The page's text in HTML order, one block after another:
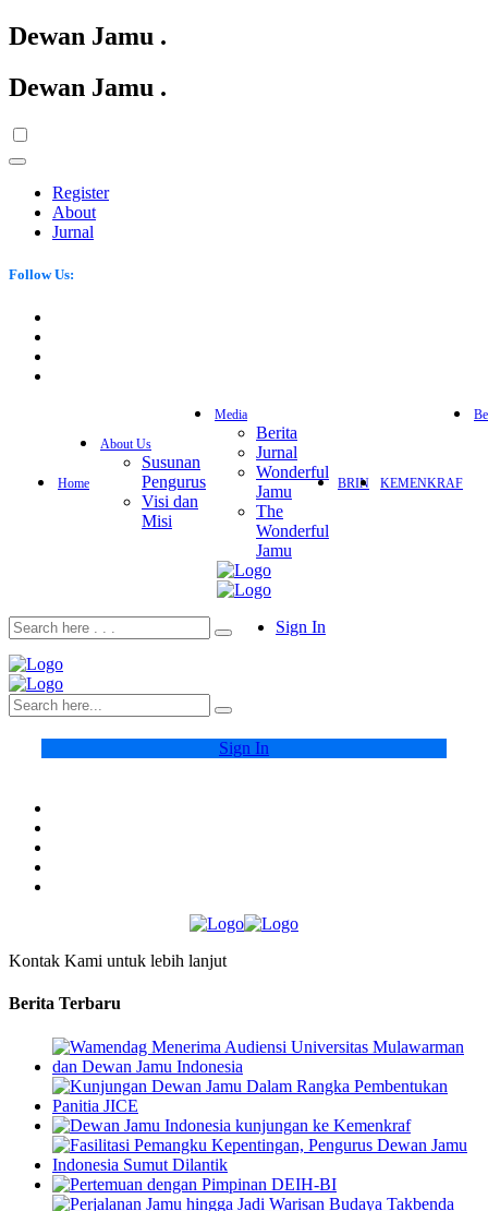
Dewan Jamu .
Dewan Jamu .
Register
About
Jurnal
Follow Us:
Home
About Us
Susunan
Pengurus
Visi dan
Misi
Media
Berita
Jurnal
Wonderful
Jamu
The
Wonderful
Jamu
BRIN KEMENKRAF
Sign In
Sign In
Kontak Kami untuk lebih lanjut
Berita Terbaru